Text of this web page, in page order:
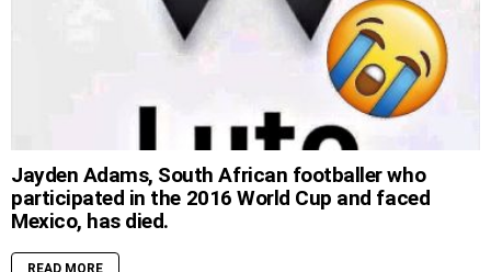
Jayden Adams, South African footballer who
participated in the 2016 World Cup and faced
Mexico, has died.